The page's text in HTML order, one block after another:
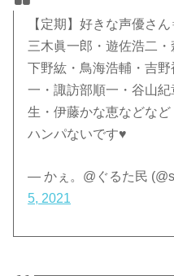
【定期】好きな声優さ
三木眞一郎・遊佐浩二
下野紘・鳥海浩輔・吉
一・諏訪部順一・谷山
生・伊藤かな恵などな
ハンパないです♥
— かぇ。@ぐるた民
5, 2021